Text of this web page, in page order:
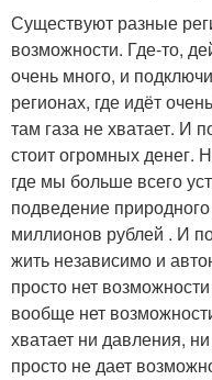
Существуют разные
возможности. Где-то,
очень много, и
регионах, где идёт
там газа не хватает. И
стоит огромных денег.
где мы больше всего
подведение природного
миллионов рублей . И
жить независимо и
просто нет
вообще нет
хватает ни давления,
просто не дает